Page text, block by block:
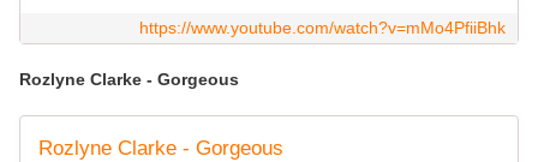
https://www.youtube.com/watch?v=mMo4PfiiBhk
Rozlyne Clarke - Gorgeous
Rozlyne Clarke - Gorgeous